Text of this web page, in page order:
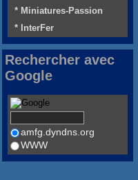
* Miniatures-Passion
* InterFer
Rechercher avec
Google
amfg.dyndns.org
WWW